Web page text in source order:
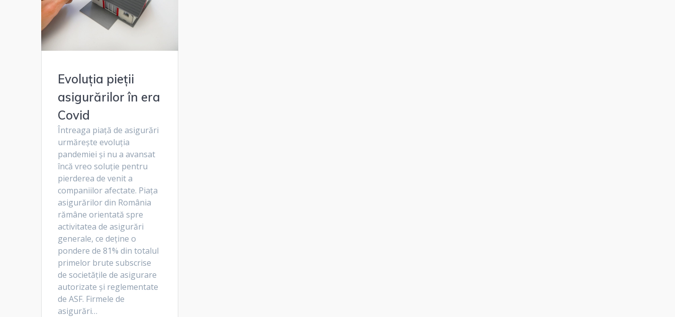
Evoluția pieții
asigurărilor în era
Covid
Întreaga piață de asigurări
urmărește evoluția
pandemiei și nu a avansat
încă vreo soluție pentru
pierderea de venit a
companiilor afectate. Piața
asigurărilor din România
rămâne orientată spre
activitatea de asigurări
generale, ce deține o
pondere de 81% din totalul
primelor brute subscrise
de societățile de asigurare
autorizate și reglementate
de ASF. Firmele de
asigurări…